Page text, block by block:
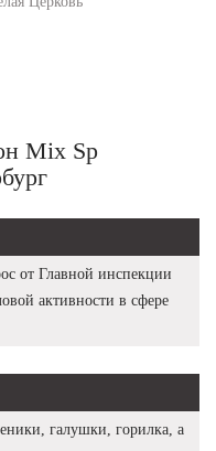
Mix Sp
от Главной инспекции
активности в сфере
галушки, горилка, а